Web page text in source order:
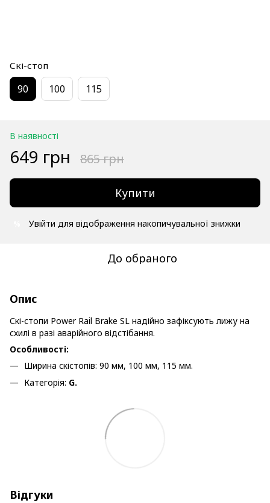
Скі-стоп
90 100 115
В наявності
649 грн 865 грн
Купити
Увійти для відображення накопичувальної знижки
До обраного
Опис
Скі-стопи Power Rail Brake SL надійно зафіксують лижу на
схилі в разі аварійного відстібання.
Особливості:
Ширина скістопів: 90 мм, 100 мм, 115 мм.
Категорія: G.
Відгуки